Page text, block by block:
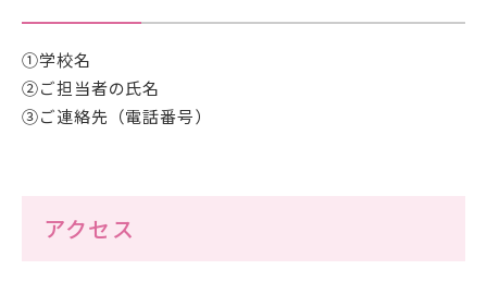
①学校名
②ご担当者の氏名
③ご連絡先（電話番号）
アクセス